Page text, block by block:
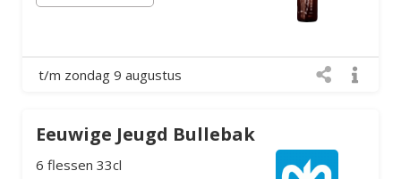
t/m zondag 9 augustus
Eeuwige Jeugd Bullebak
6 flessen 33cl